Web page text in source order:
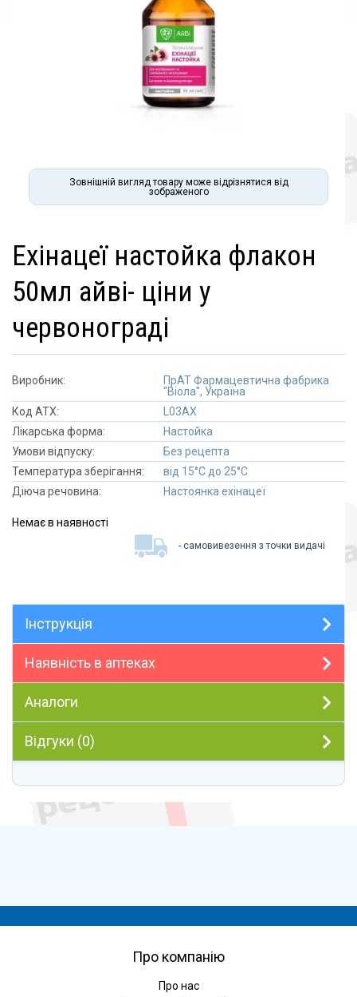
Зовнішній вигляд товару може відрізнятися від
зображеного
ехінацеї настойка флакон
50мл айві- ціни у
червонограді
Виробник:
ПрАТ Фармацевтична фабрика
"Віола", Україна
Код АТХ:
L03AX
Лікарська форма:
Настойка
Умови відпуску:
Без рецепта
Температура зберігання:
від 15°C до 25°C
Діюча речовина:
Настоянка ехінацеї
Немає в наявності
- самовивезення з точки видачі
Інструкція
Наявність в аптеках
Аналоги
Відгуки (0)
Про компанію
Про нас